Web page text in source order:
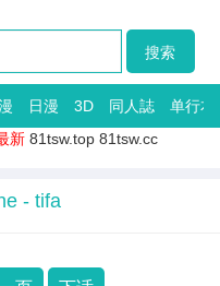
日漫 3D 同人誌
单行本
新 81tsw.top 81tsw.cc
- tifa